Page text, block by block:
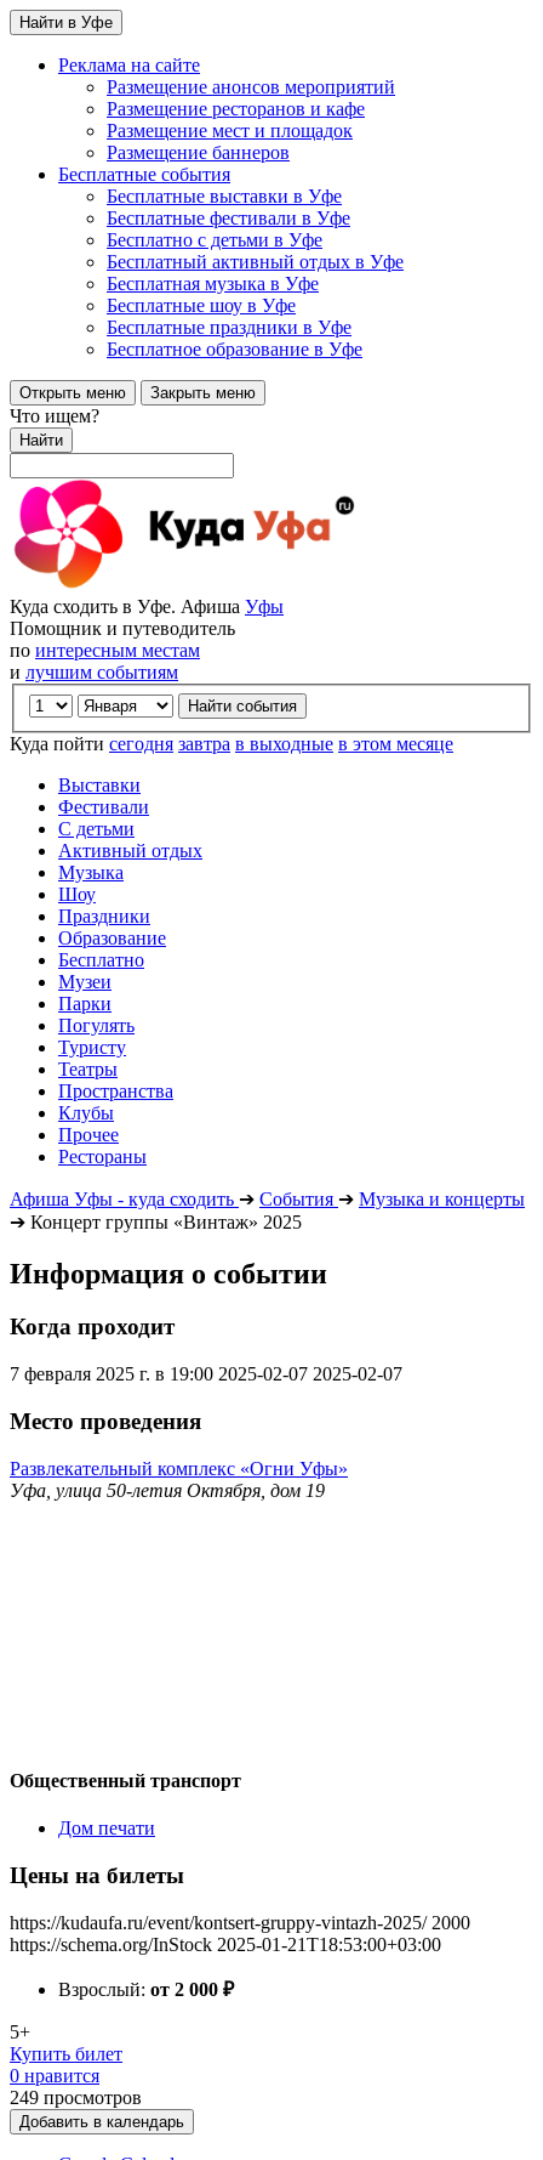
Найти в Уфе
Реклама на сайте
Размещение анонсов мероприятий
Размещение ресторанов и кафе
Размещение мест и площадок
Размещение баннеров
Бесплатные события
Бесплатные выставки в Уфе
Бесплатные фестивали в Уфе
Бесплатно с детьми в Уфе
Бесплатный активный отдых в Уфе
Бесплатная музыка в Уфе
Бесплатные шоу в Уфе
Бесплатные праздники в Уфе
Бесплатное образование в Уфе
Открыть меню Закрыть меню
Что ищем?
Найти
Куда сходить в Уфе. Афиша Уфы
Помощник и путеводитель
по интересным местам
и лучшим событиям
Куда пойти сегодня завтра в выходные в этом месяце
Выставки
Фестивали
С детьми
Активный отдых
Музыка
Шоу
Праздники
Образование
Бесплатно
Музеи
Парки
Погулять
Туристу
Театры
Пространства
Клубы
Прочее
Рестораны
Афиша Уфы - куда сходить ➔ События ➔ Музыка и концерты
➔ Концерт группы «Винтаж» 2025
Информация о событии
Когда проходит
7 февраля 2025 г. в 19:00 2025-02-07 2025-02-07
Место проведения
Развлекательный комплекс «Огни Уфы»
Уфа, улица 50-летия Октября, дом 19
Общественный транспорт
Дом печати
Цены на билеты
https://kudaufa.ru/event/kontsert-gruppy-vintazh-2025/ 2000
https://schema.org/InStock 2025-01-21T18:53:00+03:00
Взрослый: от 2 000 ₽
5+
Купить билет
0 нравится
249 просмотров
Добавить в календарь